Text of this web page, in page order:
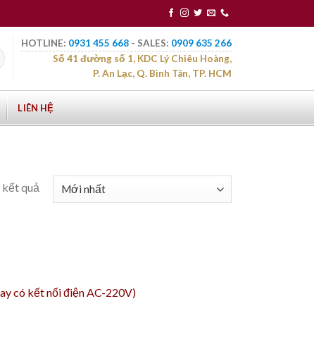
HOTLINE: 0931 455 668 - SALES: 0909 635 266
Số 41 đường số 1, KDC Lý Chiêu Hoàng,
P. An Lạc, Q. Bình Tân, TP. HCM
LIÊN HỆ
quả
có kết nối điện AC-220V)